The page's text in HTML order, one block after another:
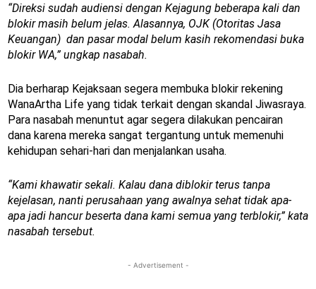
“Direksi sudah audiensi dengan Kejagung beberapa kali dan
blokir masih belum jelas. Alasannya, OJK (Otoritas Jasa
Keuangan) dan pasar modal belum kasih rekomendasi buka
blokir WA,” ungkap nasabah.
Dia berharap Kejaksaan segera membuka blokir rekening
WanaArtha Life yang tidak terkait dengan skandal Jiwasraya.
Para nasabah menuntut agar segera dilakukan pencairan
dana karena mereka sangat tergantung untuk memenuhi
kehidupan sehari-hari dan menjalankan usaha.
“Kami khawatir sekali. Kalau dana diblokir terus tanpa
kejelasan, nanti perusahaan yang awalnya sehat tidak apa-
apa jadi hancur beserta dana kami semua yang terblokir,” kata
nasabah tersebut.
- Advertisement -